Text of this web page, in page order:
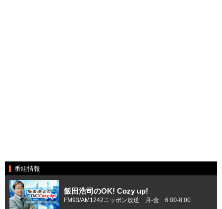
番組情報
飯田浩司のOK! Cozy up!
FM93/AM1242ニッポン放送 月-金 6:00-8:00